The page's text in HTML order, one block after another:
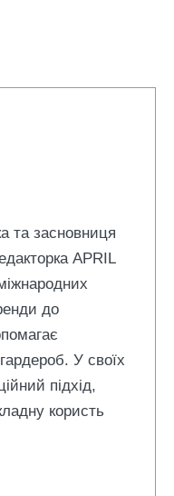
та засновниця
APRIL
до
У своїх
підхід,
користь